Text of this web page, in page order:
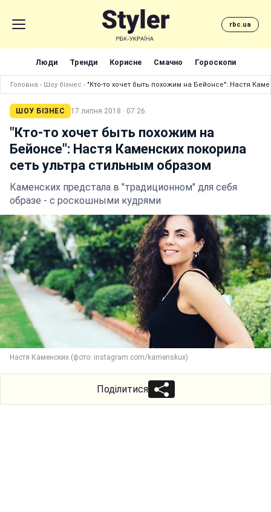
rbc.ua
Люди Тренди Корисне Смачно Гороскопи
Головна › Шоу бізнес › "Кто-то хочет быть похожим на Бейонсе": Настя
ШОУ БІЗНЕС 17 липня 2018 · 07:26
"Кто-то хочет быть похожим на
Бейонсе": Настя Каменских покорила
сеть ультра стильным образом
Каменских предстала в "традиционном" для себя
образе - с роскошными кудрями
Настя Каменских (фото: instagram.com/kamenskux)
Поділитися